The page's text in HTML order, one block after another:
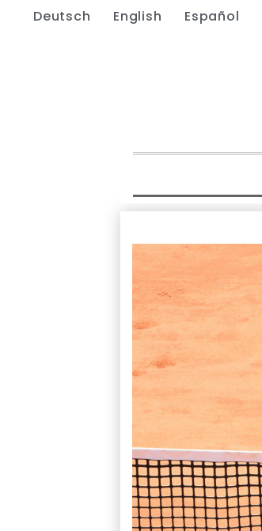
Deutsch English Español